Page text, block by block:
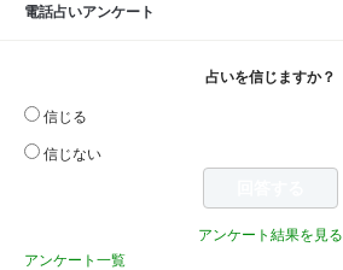
電話占いアンケート
占いを信じますか？
信じる
信じない
アンケート結果を見る
アンケート一覧